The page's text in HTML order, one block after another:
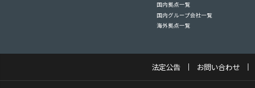
国内拠点一覧
国内グループ会社一覧
海外拠点一覧
法定公告 お問い合わせ